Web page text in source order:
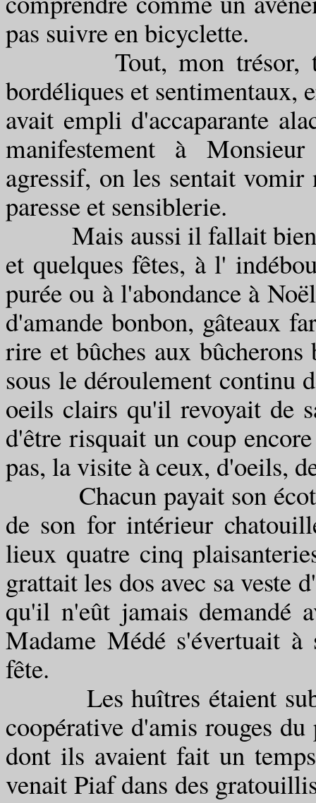
pas suivre en bicyclette.
Tout, mon trésor, te
bordéliques et sentimentaux,
avait empli d'accaparante
manifestement à
agressif, on les sentait
paresse et sensiblerie.
Mais aussi il fallait bien
et quelques fêtes, à l'
purée ou à l'abondance à
d'amande bonbon, gâteaux
rire et bûches aux
sous le déroulement continu
oeils clairs qu'il revoyait de
d'être risquait un coup
pas, la visite à ceux, d'oeils,
Chacun payait son écot
de son for intérieur
lieux quatre cinq
grattait les dos avec sa veste
qu'il n'eût jamais demandé
Madame Médé s'évertuait
fête.
Les huîtres étaient
coopérative d'amis rouges
dont ils avaient fait un
venait Piaf dans des